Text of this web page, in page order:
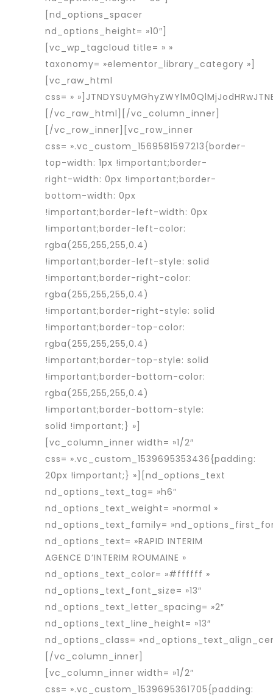
[nd_options_spacer
nd_options_height= »10″]
[vc_wp_tagcloud title= » »
taxonomy= »elementor_library_category »]
[vc_raw_html
css= »
[/vc_raw_html][/vc_column_inner]
[/vc_row_inner][vc_row_inner
css= ».vc_custom_1569581597213{border-
top-width: 1px !important;border-
right-width: 0px !important;border-
bottom-width: 0px
!important;border-left-width: 0px
!important;border-left-color:
rgba(255,255,255,0.4)
!important;border-left-style: solid
!important;border-right-color:
rgba(255,255,255,0.4)
!important;border-right-style: solid
!important;border-top-color:
rgba(255,255,255,0.4)
!important;border-top-style: solid
!important;border-bottom-color:
rgba(255,255,255,0.4)
!important;border-bottom-style:
solid !important;} »]
[vc_column_inner width= »1/2″
css= ».vc_custom_1539695353436{padding:
20px !important;} »][nd_options_text
nd_options_text_tag= »h6″
nd_options_text_weight= »normal »
nd_options_text_family=
nd_options_text= »RAPID INTERIM
AGENCE D’INTERIM ROUMAINE »
nd_options_text_color= »#ffffff »
nd_options_text_font_size= »13″
nd_options_text_letter_spacing= »2″
nd_options_text_line_height= »13″
nd_options_class=
[/vc_column_inner]
[vc_column_inner width= »1/2″
css= ».vc_custom_1539695361705{padding: